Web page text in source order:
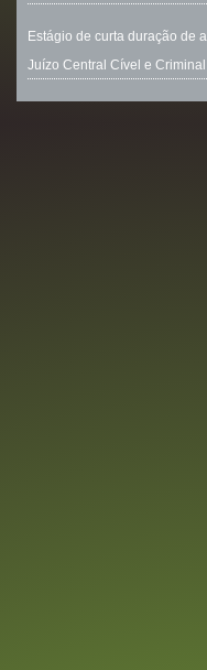
Estágio de curta duração de
Juízo Central Cível e